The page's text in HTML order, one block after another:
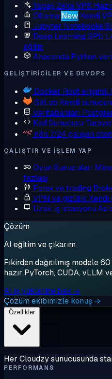
Yapay Zeka VPS
Ollama New Kendi
Jupyter Notebooks
Deep Learning GPU
eğitin
Anaconda Python veri
GELIŞTIRICILER VE DEVOPS
Docker Root erişimli
GitLab Kendi
Veritabanları
Kod Sunucusu
n8n 7/24 çalışan
ÇALIŞTIR VE IŞLEM YAP
Oyun Sunucuları
fazlası
Forex ve trading
VPN ve gizlilik Kendi
Uzak iş istasyonu
Çözüm
AI eğitim ve çıkarım
Fikirden dağıtılmış modele
hazır PyTorch, CUDA, vLLM
AI iş yüklerine bak →
Çözüm ekibimizle konuş →
Özellikler
Her Cloudzy sunucusunda
PERFORMANS